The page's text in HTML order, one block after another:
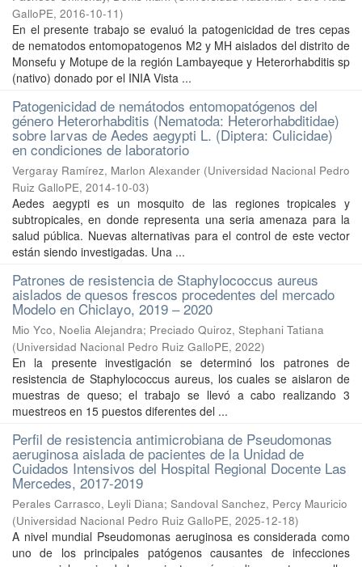
GalloPE, 2016-10-11)
En el presente trabajo se evaluó la patogenicidad de tres cepas
de nematodos entomopatogenos M2 y MH aislados del distrito de
Monsefu y Motupe de la región Lambayeque y Heterorhabditis sp
(nativo) donado por el INIA Vista ...
Patogenicidad de nemátodos entomopatógenos del
género Heterorhabditis (Nematoda: Heterorhabditidae)
sobre larvas de Aedes aegypti L. (Diptera: Culicidae)
en condiciones de laboratorio
Vergaray Ramírez, Marlon Alexander (Universidad Nacional Pedro
Ruiz GalloPE, 2014-10-03)
Aedes aegypti es un mosquito de las regiones tropicales y
subtropicales, en donde representa una seria amenaza para la
salud pública. Nuevas alternativas para el control de este vector
están siendo investigadas. Una ...
Patrones de resistencia de Staphylococcus aureus
aislados de quesos frescos procedentes del mercado
Modelo en Chiclayo, 2019 – 2020
Mio Yco, Noelia Alejandra; Preciado Quiroz, Stephani Tatiana
(Universidad Nacional Pedro Ruiz GalloPE, 2022)
En la presente investigación se determinó los patrones de
resistencia de Staphylococcus aureus, los cuales se aislaron de
muestras de queso; el trabajo se llevó a cabo realizando 3
muestreos en 15 puestos diferentes del ...
Perfil de resistencia antimicrobiana de Pseudomonas
aeruginosa aislada de pacientes de la Unidad de
Cuidados Intensivos del Hospital Regional Docente Las
Mercedes, 2017-2019
Perales Carrasco, Leyli Diana; Sandoval Sanchez, Percy Mauricio
(Universidad Nacional Pedro Ruiz GalloPE, 2025-12-18)
A nivel mundial Pseudomonas aeruginosa es considerada como
uno de los principales patógenos causantes de infecciones